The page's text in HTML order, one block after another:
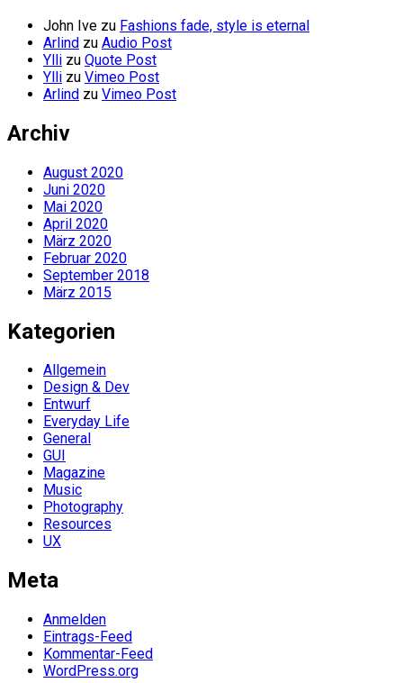
John Ive zu Fashions fade, style is eternal
Arlind zu Audio Post
Ylli zu Quote Post
Ylli zu Vimeo Post
Arlind zu Vimeo Post
Archiv
August 2020
Juni 2020
Mai 2020
April 2020
März 2020
Februar 2020
September 2018
März 2015
Kategorien
Allgemein
Design & Dev
Entwurf
Everyday Life
General
GUI
Magazine
Music
Photography
Resources
UX
Meta
Anmelden
Eintrags-Feed
Kommentar-Feed
WordPress.org